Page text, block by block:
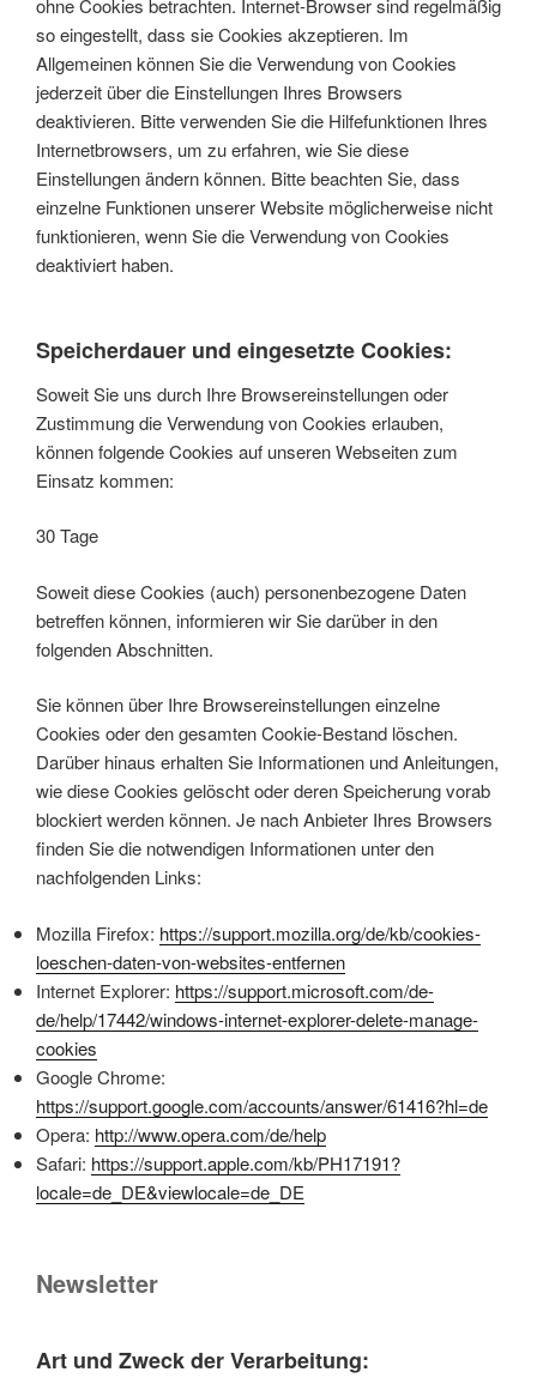
ohne Cookies betrachten. Internet-Browser sind regelmäßig
so eingestellt, dass sie Cookies akzeptieren. Im
Allgemeinen können Sie die Verwendung von Cookies
jederzeit über die Einstellungen Ihres Browsers
deaktivieren. Bitte verwenden Sie die Hilfefunktionen Ihres
Internetbrowsers, um zu erfahren, wie Sie diese
Einstellungen ändern können. Bitte beachten Sie, dass
einzelne Funktionen unserer Website möglicherweise nicht
funktionieren, wenn Sie die Verwendung von Cookies
deaktiviert haben.
Speicherdauer und eingesetzte Cookies:
Soweit Sie uns durch Ihre Browsereinstellungen oder
Zustimmung die Verwendung von Cookies erlauben,
können folgende Cookies auf unseren Webseiten zum
Einsatz kommen:
30 Tage
Soweit diese Cookies (auch) personenbezogene Daten
betreffen können, informieren wir Sie darüber in den
folgenden Abschnitten.
Sie können über Ihre Browsereinstellungen einzelne
Cookies oder den gesamten Cookie-Bestand löschen.
Darüber hinaus erhalten Sie Informationen und Anleitungen,
wie diese Cookies gelöscht oder deren Speicherung vorab
blockiert werden können. Je nach Anbieter Ihres Browsers
finden Sie die notwendigen Informationen unter den
nachfolgenden Links:
Mozilla Firefox: https://support.mozilla.org/de/kb/cookies-
loeschen-daten-von-websites-entfernen
Internet Explorer: https://support.microsoft.com/de-
de/help/17442/windows-internet-explorer-delete-manage-
cookies
Google Chrome:
https://support.google.com/accounts/answer/61416?hl=de
Opera: http://www.opera.com/de/help
Safari: https://support.apple.com/kb/PH17191?
locale=de_DE&viewlocale=de_DE
Newsletter
Art und Zweck der Verarbeitung: